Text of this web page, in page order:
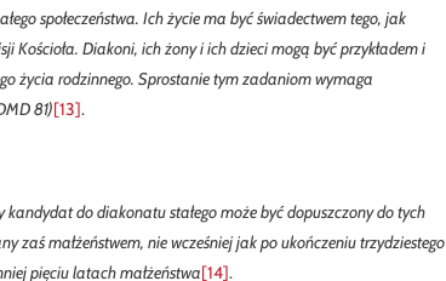
społeczeństwa. Ich życie ma być świadectwem tego, jak
Kościoła. Diakoni, ich żony i ich dzieci mogą być przykładem i
życia rodzinnego. Sprostanie tym zadaniom wymaga
81)[13].
kandydat do diakonatu stałego może być dopuszczony do tych
zaś małżeństwem, nie wcześniej jak po ukończe­niu trzydziestego
pięciu latach małżeństwa[14].